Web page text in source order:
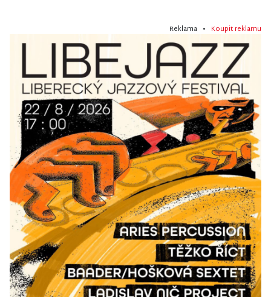
Reklama • Koupit reklamu